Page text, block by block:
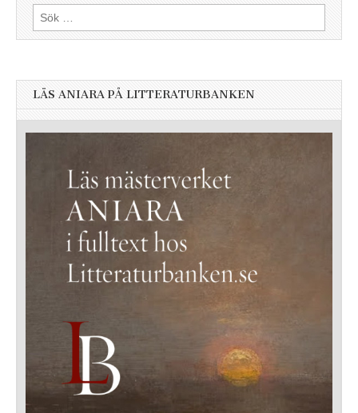
Sök
efter:
LÄS ANIARA PÅ LITTERATURBANKEN